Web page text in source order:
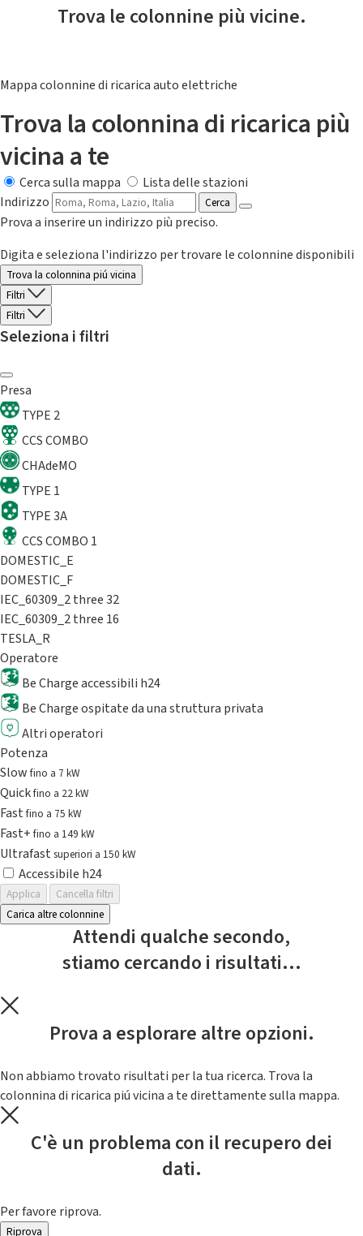
Trova le colonnine più vicine.
Mappa colonnine di ricarica auto elettriche
Trova la colonnina di ricarica più
vicina a te
Cerca sulla mappa
Lista delle stazioni
Indirizzo
Cerca
Prova a inserire un indirizzo più preciso.
Digita e seleziona l'indirizzo per trovare le colonnine disponibili
Trova la colonnina piú vicina
Filtri
Filtri
Seleziona i filtri
Presa
TYPE 2
CCS COMBO
CHAdeMO
TYPE 1
TYPE 3A
CCS COMBO 1
DOMESTIC_E
DOMESTIC_F
IEC_60309_2 three 32
IEC_60309_2 three 16
TESLA_R
Operatore
Be Charge accessibili h24
Be Charge ospitate da una struttura privata
Altri operatori
Potenza
Slowfino a 7 kW
Quickfino a 22 kW
Fastfino a 75 kW
Fast+fino a 149 kW
Ultrafast superiori a 150 kW
Accessibile h24
Applica
Cancella filtri
Carica altre colonnine
Attendi qualche secondo,
stiamo cercando i risultati...
Prova a esplorare altre opzioni.
Non abbiamo trovato risultati per la tua ricerca. Trova la
colonnina di ricarica piú vicina a te direttamente sulla mappa.
C'è un problema con il recupero dei
dati.
Per favore riprova.
Riprova